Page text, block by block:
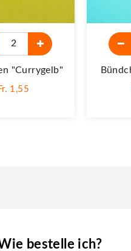
"Currygelb"
1,55
bestelle ich?